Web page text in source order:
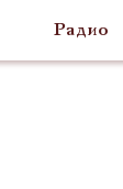
Радио